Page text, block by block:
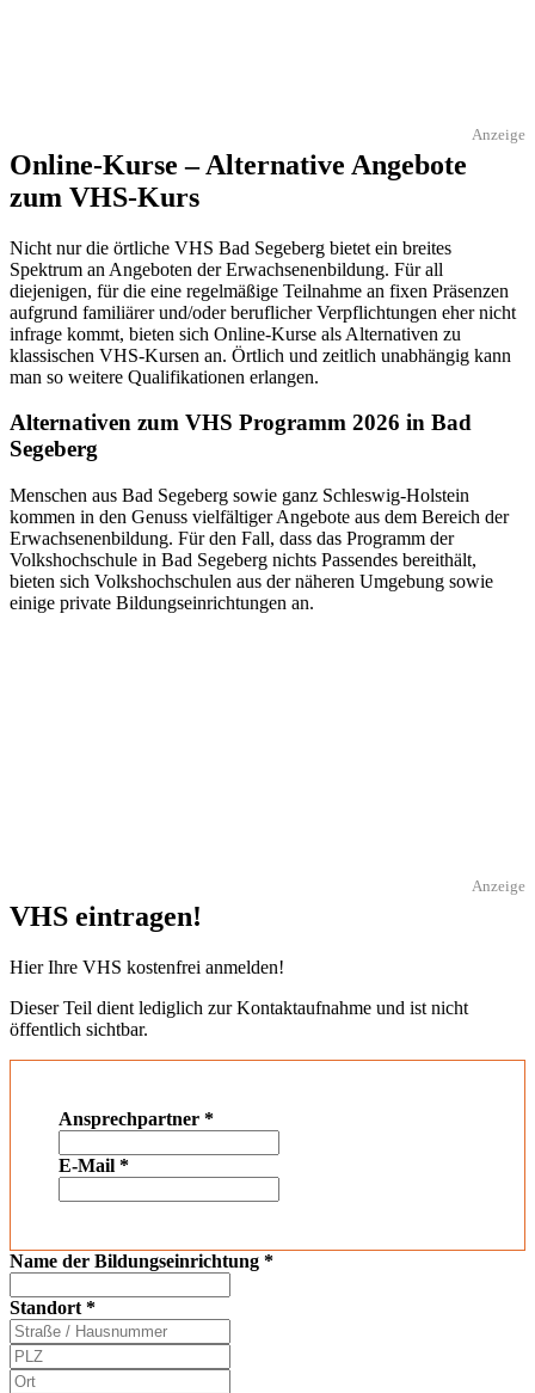
Anzeige
Online-Kurse – Alternative Angebote
zum VHS-Kurs
Nicht nur die örtliche VHS Bad Segeberg bietet ein breites
Spektrum an Angeboten der Erwachsenenbildung. Für all
diejenigen, für die eine regelmäßige Teilnahme an fixen Präsenzen
aufgrund familiärer und/oder beruflicher Verpflichtungen eher nicht
infrage kommt, bieten sich Online-Kurse als Alternativen zu
klassischen VHS-Kursen an. Örtlich und zeitlich unabhängig kann
man so weitere Qualifikationen erlangen.
Alternativen zum VHS Programm 2026 in Bad
Segeberg
Menschen aus Bad Segeberg sowie ganz Schleswig-Holstein
kommen in den Genuss vielfältiger Angebote aus dem Bereich der
Erwachsenenbildung. Für den Fall, dass das Programm der
Volkshochschule in Bad Segeberg nichts Passendes bereithält,
bieten sich Volkshochschulen aus der näheren Umgebung sowie
einige private Bildungseinrichtungen an.
Anzeige
VHS eintragen!
Hier Ihre VHS kostenfrei anmelden!
Dieser Teil dient lediglich zur Kontaktaufnahme und ist nicht
öffentlich sichtbar.
Ansprechpartner *
E-Mail *
Name der Bildungseinrichtung *
Standort *